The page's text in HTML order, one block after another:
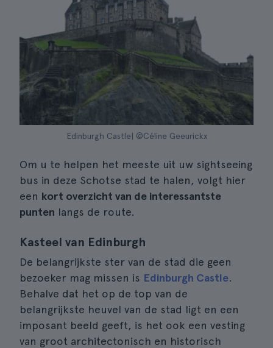
Edinburgh Castle| ©Céline Geeurickx
Om u te helpen het meeste uit uw sightseeing
bus in deze Schotse stad te halen, volgt hier
een kort overzicht van de interessantste
punten langs de route.
Kasteel van Edinburgh
De belangrijkste ster van de stad die geen
bezoeker mag missen is Edinburgh Castle.
Behalve dat het op de top van de
belangrijkste heuvel van de stad ligt en een
imposant beeld geeft, is het ook een vesting
van groot architectonisch en historisch